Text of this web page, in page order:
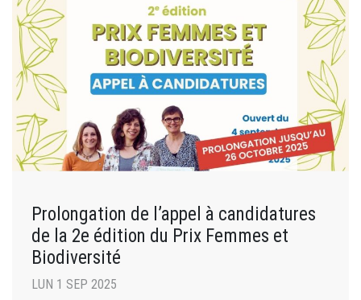
Prolongation de l’appel à candidatures
de la 2e édition du Prix Femmes et
Biodiversité
LUN 1 SEP 2025